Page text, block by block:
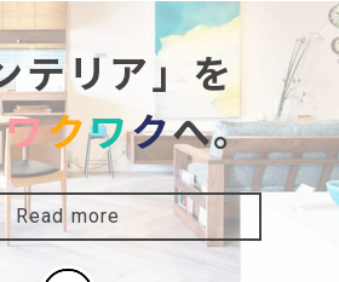
テリア」を
ワクワクへ。
Read more